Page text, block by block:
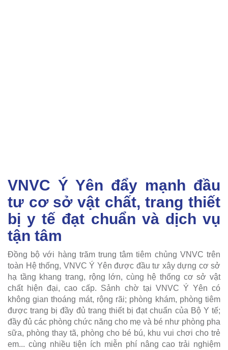
VNVC Ý Yên đẩy mạnh đầu
tư cơ sở vật chất, trang thiết
bị y tế đạt chuẩn và dịch vụ
tận tâm
Đồng bộ với hàng trăm trung tâm tiêm chủng VNVC trên
toàn Hệ thống, VNVC Ý Yên được đầu tư xây dựng cơ sở
hạ tầng khang trang, rộng lớn, cùng hệ thống cơ sở vật
chất hiện đại, cao cấp. Sảnh chờ tại VNVC Ý Yên có
không gian thoáng mát, rộng rãi; phòng khám, phòng tiêm
được trang bị đầy đủ trang thiết bị đạt chuẩn của Bộ Y tế;
đầy đủ các phòng chức năng cho mẹ và bé như phòng pha
sữa, phòng thay tã, phòng cho bé bú, khu vui chơi cho trẻ
em... cùng nhiều tiện ích miễn phí nâng cao trải nghiệm